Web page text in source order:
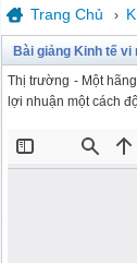
Trang Chủ ›
Bài giảng Kinh tế
Thị trường - Một
lợi nhuận một cách